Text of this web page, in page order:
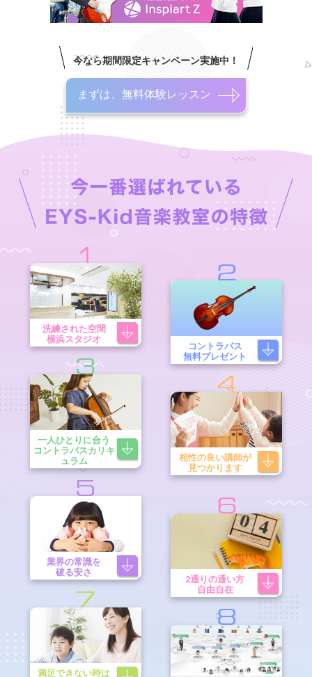
今なら期間限定キャンペーン実施中！
まずは、無料体験レッスン
1
洗練された空間
横浜スタジオ
2
コントラバス
無料プレゼント
3
一人ひとりに合う
コントラバスカリキ
ュラム
4
相性の良い講師が
見つかります
5
業界の常識を
破る安さ
6
2通りの通い方
自由自在
7
満足できない時は
8